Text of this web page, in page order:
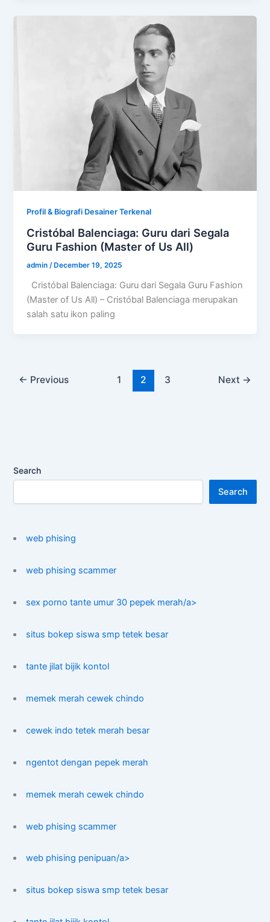
Profil & Biografi Desainer Terkenal
Cristóbal Balenciaga: Guru dari Segala
Guru Fashion (Master of Us All)
admin /December 19, 2025
Cristóbal Balenciaga: Guru dari Segala Guru Fashion
(Master of Us All) – Cristóbal Balenciaga merupakan
salah satu ikon paling
← Previous 1 2 3 Next →
Search
Search
web phising
web phising scammer
sex porno tante umur 30 pepek merah/a>
situs bokep siswa smp tetek besar
tante jilat bijik kontol
memek merah cewek chindo
cewek indo tetek merah besar
ngentot dengan pepek merah
memek merah cewek chindo
web phising scammer
web phising penipuan/a>
situs bokep siswa smp tetek besar